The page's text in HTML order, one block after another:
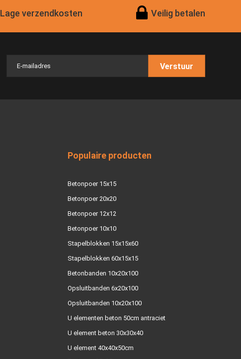
Lage verzendkosten Veilig betalen
Verstuur
Populaire producten
Betonpoer 15x15
Betonpoer 20x20
Betonpoer 12x12
Betonpoer 10x10
Stapelblokken 15x15x60
Stapelblokken 60x15x15
Betonbanden 10x20x100
Opsluitbanden 6x20x100
Opsluitbanden 10x20x100
U elementen beton 50cm antraciet
U element beton 30x30x40
U element 40x40x50cm